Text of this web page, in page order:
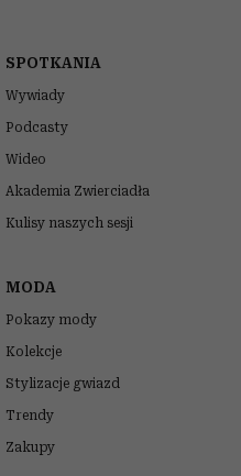
SPOTKANIA
Wywiady
Podcasty
Wideo
Akademia Zwierciadła
Kulisy naszych sesji
MODA
Pokazy mody
Kolekcje
Stylizacje gwiazd
Trendy
Zakupy